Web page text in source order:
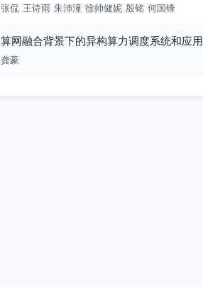
张侃 王诗雨 朱沛潼 徐帅健妮 殷铭 何国锋
算网融合背景下的异构算力调度系统和应用
龚豪